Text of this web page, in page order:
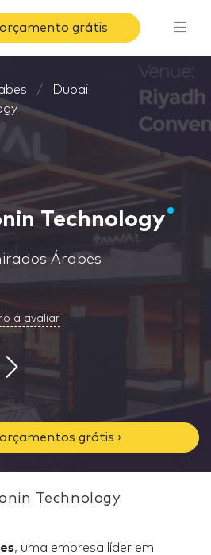
orçamento grátis
Dubai
Technology
Árabes
a avaliar
grátis ›
Technology
, uma empresa líder em